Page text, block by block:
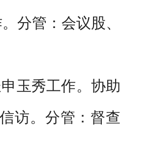
分管：会议股、
玉秀工作。协助
访。分管：督查